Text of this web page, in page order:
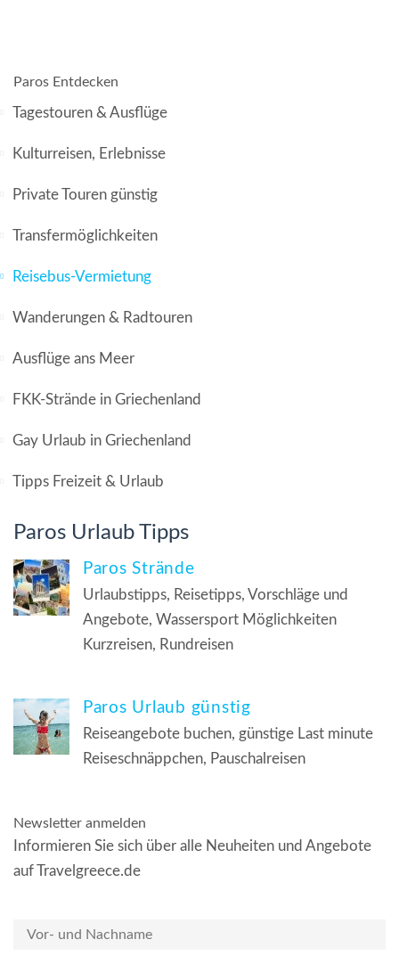
Paros Entdecken
Tagestouren & Ausflüge
Kulturreisen, Erlebnisse
Private Touren günstig
Transfermöglichkeiten
Reisebus-Vermietung
Wanderungen & Radtouren
Ausflüge ans Meer
FKK-Strände in Griechenland
Gay Urlaub in Griechenland
Tipps Freizeit & Urlaub
Paros Urlaub Tipps
Paros Strände
Urlaubstipps, Reisetipps, Vorschläge und
Angebote, Wassersport Möglichkeiten
Kurzreisen, Rundreisen
Paros Urlaub günstig
Reiseangebote buchen, günstige Last minute
Reiseschnäppchen, Pauschalreisen
Newsletter anmelden
Informieren Sie sich über alle Neuheiten und Angebote
auf Travelgreece.de